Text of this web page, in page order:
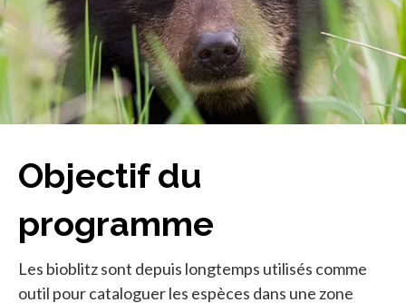
Objectif du
programme
Les bioblitz sont depuis longtemps utilisés comme
outil pour cataloguer les espèces dans une zone